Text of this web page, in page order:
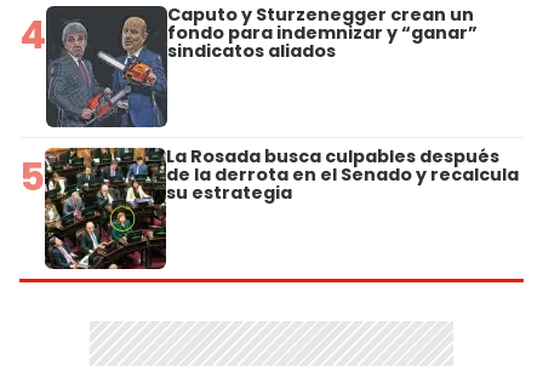
4 Caputo y Sturzenegger crean un
fondo para indemnizar y “ganar”
sindicatos aliados
5 La Rosada busca culpables después
de la derrota en el Senado y recalcula
su estrategia